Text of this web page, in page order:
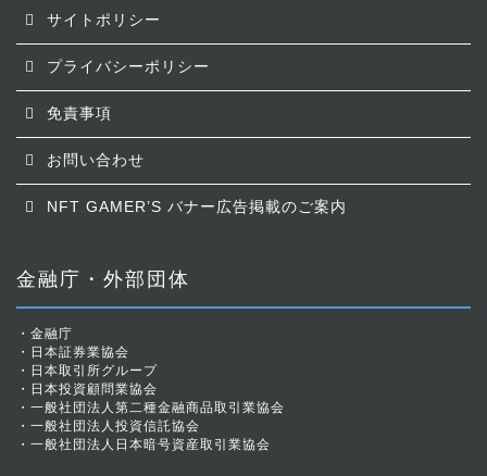
サイトポリシー
プライバシーポリシー
免責事項
お問い合わせ
NFT GAMER’S バナー広告掲載のご案内
金融庁・外部団体
・ 金融庁
・ 日本証券業協会
・ 日本取引所グループ
・ 日本投資顧問業協会
・ 一般社団法人第二種金融商品取引業協会
・ 一般社団法人投資信託協会
・ 一般社団法人日本暗号資産取引業協会